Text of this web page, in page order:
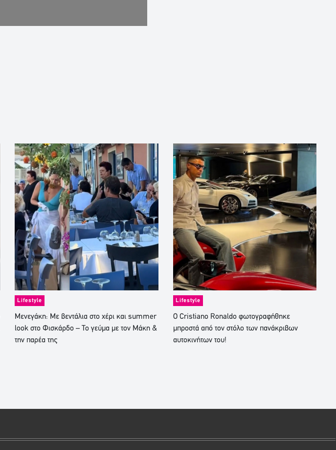
Lifestyle
Μενεγάκη: Με βεντάλια στο χέρι και summer
look στο Φισκάρδο – Το γεύμα με τον Μάκη &
την παρέα της
Lifestyle
Ο Cristiano Ronaldo φωτογραφήθηκε
μπροστά από τον στόλο των πανάκριβων
αυτοκινήτων του!